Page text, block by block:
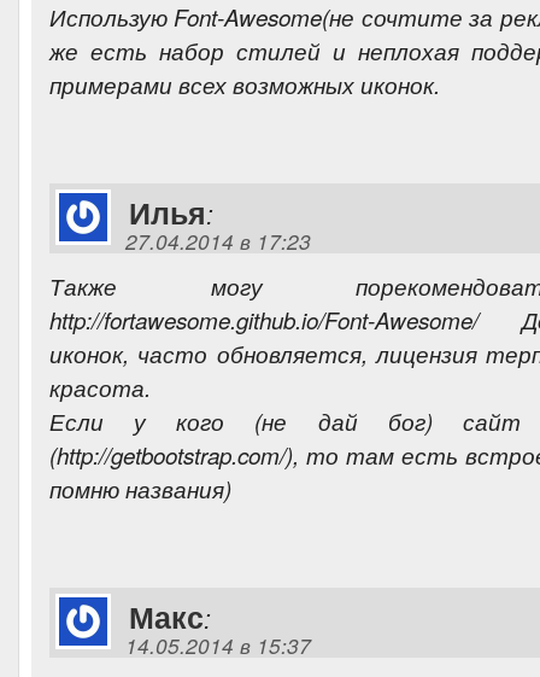
Использую Font-Awesome(не сочтите за
же есть набор стилей и неплохая
примерами всех возможных иконок.
Илья:
27.04.2014 в 17:23
Также могу
http://fortawesome.github.io/Font-
иконок, часто обновляется, лицензия
красота.
Если у кого (не дай бог) сайт
(http://getbootstrap.com/), то там есть
помню названия)
Макс:
14.05.2014 в 15:37